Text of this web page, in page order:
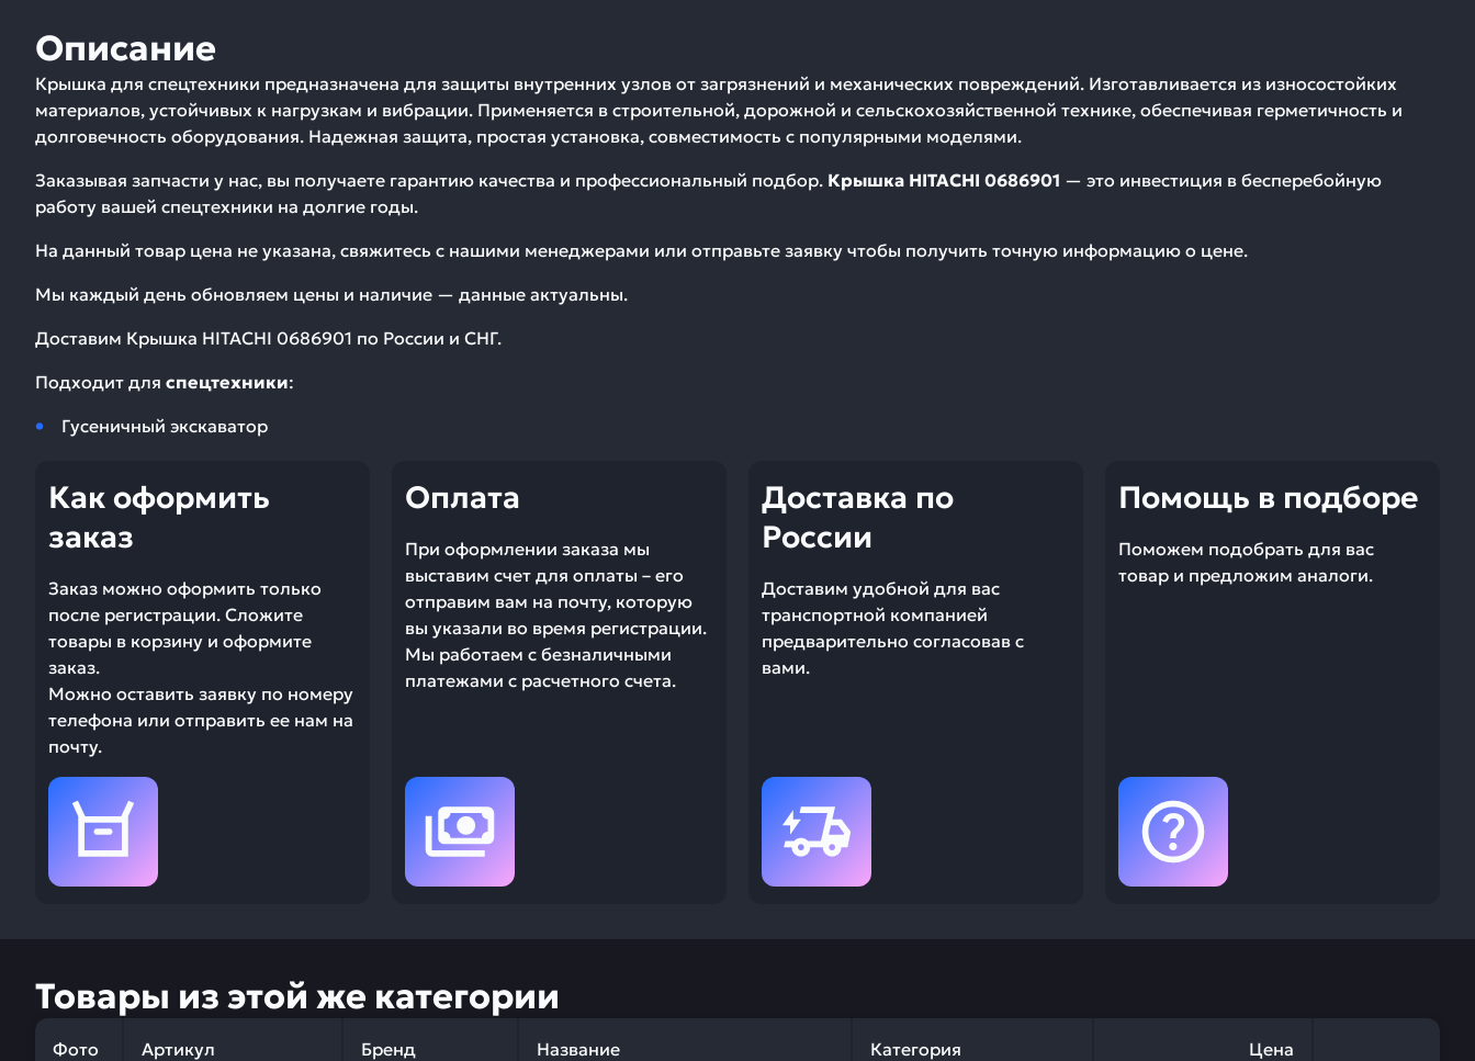
Описание
Крышка для спецтехники предназначена для защиты внутренних узлов от загрязнений и механических повреждений. Изготавливается из износостойких
материалов, устойчивых к нагрузкам и вибрации. Применяется в строительной, дорожной и сельскохозяйственной технике, обеспечивая герметичность и
долговечность оборудования. Надежная защита, простая установка, совместимость с популярными моделями.
Заказывая запчасти у нас, вы получаете гарантию качества и профессиональный подбор. Крышка HITACHI 0686901 — это инвестиция в бесперебойную
работу вашей спецтехники на долгие годы.
На данный товар цена не указана, свяжитесь с нашими менеджерами или отправьте заявку чтобы получить точную информацию о цене.
Мы каждый день обновляем цены и наличие — данные актуальны.
Доставим Крышка HITACHI 0686901 по России и СНГ.
Подходит для спецтехники:
Гусеничный экскаватор
Как оформить
заказ
Заказ можно оформить только
после регистрации. Сложите
товары в корзину и оформите
заказ.
Можно оставить заявку по номеру
телефона или отправить ее нам на
почту.
Оплата
При оформлении заказа мы
выставим счет для оплаты – его
отправим вам на почту, которую
вы указали во время регистрации.
Мы работаем с безналичными
платежами с расчетного счета.
Доставка по
России
Доставим удобной для вас
транспортной компанией
предварительно согласовав с
вами.
Помощь в подборе
Поможем подобрать для вас
товар и предложим аналоги.
Товары из этой же категории
Фото Артикул Бренд Название Категория Цена